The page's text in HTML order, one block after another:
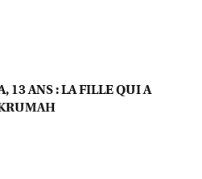
13 ANS : LA FILLE QUI A